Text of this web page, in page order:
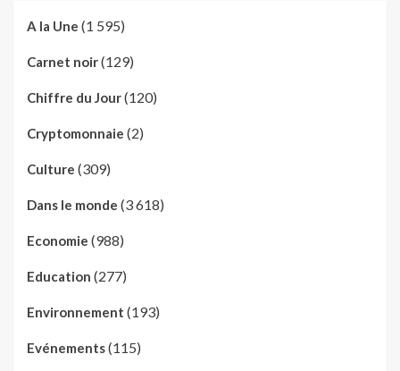
A la Une (1 595)
Carnet noir(129)
Chiffre du Jour(120)
Cryptomonnaie (2)
Culture (309)
Dans le monde (3 618)
Economie (988)
Education (277)
Environnement (193)
Evénements(115)